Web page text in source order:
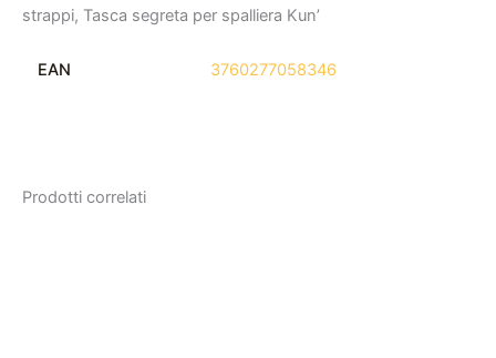
strappi, Tasca segreta per spalliera Kun’
EAN 3760277058346
Prodotti correlati